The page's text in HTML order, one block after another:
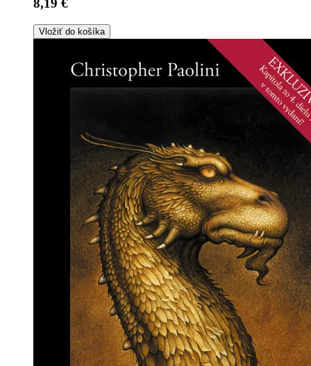
8,19 €
Vložiť do košíka